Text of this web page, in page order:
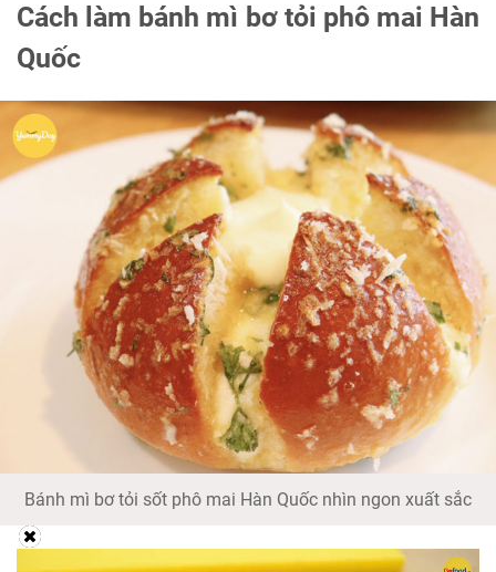
Cách làm bánh mì bơ tỏi phô mai Hàn
Quốc
Bánh mì bơ tỏi sốt phô mai Hàn Quốc nhìn ngon xuất sắc